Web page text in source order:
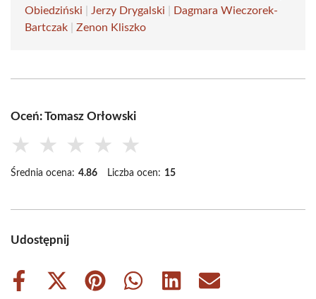
Obiedziński
Jerzy Drygalski
Dagmara Wieczorek-
Bartczak
Zenon Kliszko
Oceń: Tomasz Orłowski
★ ★ ★ ★ ★
Średnia ocena: 4.86 Liczba ocen: 15
Udostępnij
Share
Share
Share
Share
Share
Share